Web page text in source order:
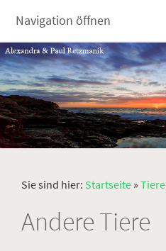
Navigation öffnen
Sie sind hier: Startseite » Tiere
Andere Tiere